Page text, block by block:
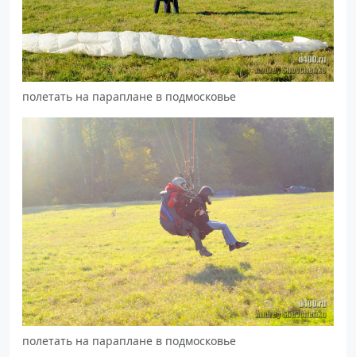
полетать на параплане в подмосковье
полетать на параплане в подмосковье